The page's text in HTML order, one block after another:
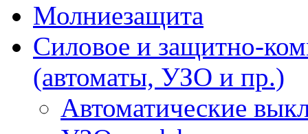
Молниезащита
Силовое и защитно-
(автоматы, УЗО и пр.)
Автоматические